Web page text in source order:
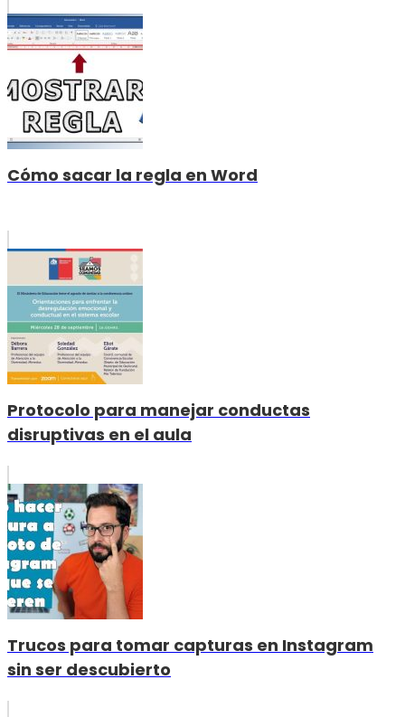
Cómo sacar la regla en Word
Protocolo para manejar conductas
disruptivas en el aula
Trucos para tomar capturas en Instagram
sin ser descubierto